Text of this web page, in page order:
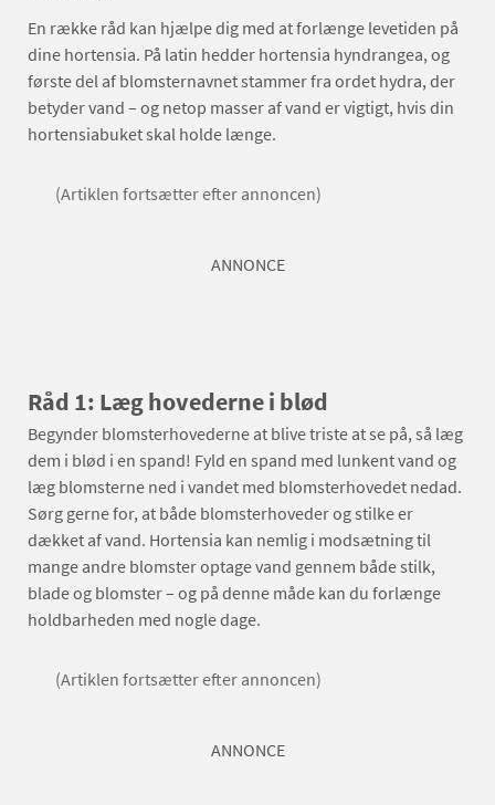
En række råd kan hjælpe dig med at forlænge levetiden på
dine hortensia. På latin hedder hortensia hyndrangea, og
første del af blomsternavnet stammer fra ordet hydra, der
betyder vand – og netop masser af vand er vigtigt, hvis din
hortensiabuket skal holde længe.
(Artiklen fortsætter efter annoncen)
ANNONCE
Råd 1: Læg hovederne i blød
Begynder blomsterhovederne at blive triste at se på, så læg
dem i blød i en spand! Fyld en spand med lunkent vand og
læg blomsterne ned i vandet med blomsterhovedet nedad.
Sørg gerne for, at både blomsterhoveder og stilke er
dækket af vand. Hortensia kan nemlig i modsætning til
mange andre blomster optage vand gennem både stilk,
blade og blomster – og på denne måde kan du forlænge
holdbarheden med nogle dage.
(Artiklen fortsætter efter annoncen)
ANNONCE